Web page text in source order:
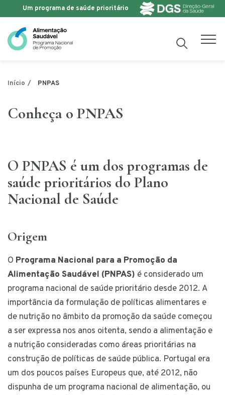
Saltar para o conteúdo
Um programa de saúde prioritário
Início PNPAS
Conheça o PNPAS
O PNPAS é um dos programas de
saúde prioritários do Plano
Nacional de Saúde
Origem
O Programa Nacional para a Promoção da
Alimentação Saudável (PNPAS) é considerado um
programa nacional de saúde prioritário desde 2012. A
importância da formulação de políticas alimentares e
de nutrição no âmbito da promoção da saúde começou
a ser expressa nos anos oitenta, sendo a alimentação e
a nutrição consideradas como áreas prioritárias na
construção de políticas de saúde pública. Portugal era
um dos poucos países Europeus que, até 2012, não
dispunha de um programa nacional de alimentação, ou